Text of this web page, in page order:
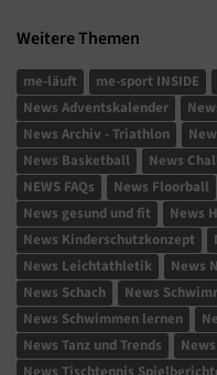
Weitere Themen
me-läuft me-sport INSIDE
News Adventskalender
News Archiv - Triathlon
News Basketball
News
NEWS FAQs
News Floorball
News gesund und fit
News
News Kinderschutzkonzept
News Leichtathletik
News
News Schach
News
News Schwimmen lernen
News Tanz und Trends